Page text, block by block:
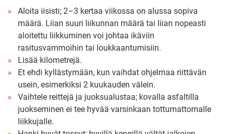
Aloita iisisti; 2–3 kertaa viikossa on alussa sopiva
määrä. Liian suuri liikunnan määrä tai liian nopeasti
aloitettu liikkuminen voi johtaa ikäviin
rasitusvammoihin tai loukkaantumisiin.
Lisää kilometrejä.
Et ehdi kyllästymään, kun vaihdat ohjelmaa riittävän
usein, esimerkiksi 2 kuukauden välein.
Vaihtele reittejä ja juoksualustaa; kovalla asfaltilla
juokseminen ei tee hyvää varsinkaan tottumattomalle
liikkujalle.